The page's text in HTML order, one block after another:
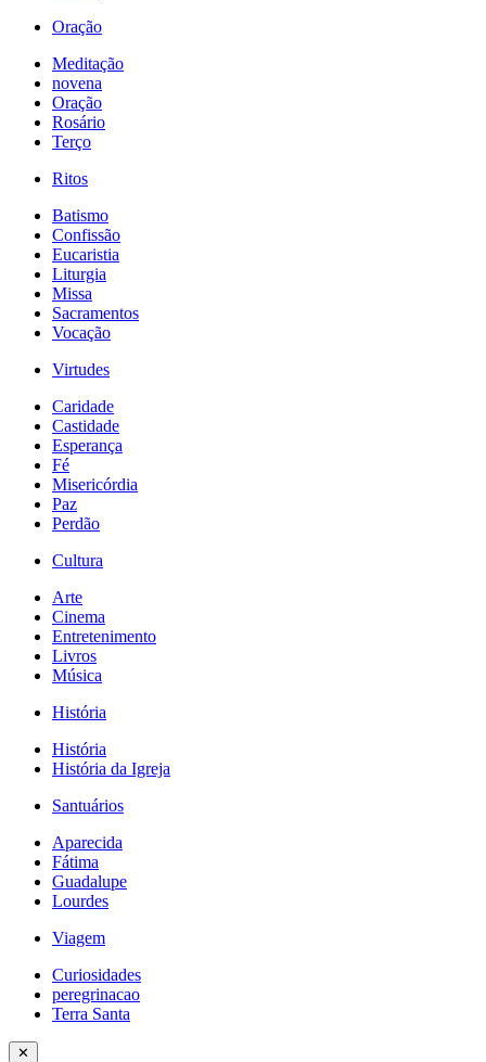
Oração
Meditação
novena
Oração
Rosário
Terço
Ritos
Batismo
Confissão
Eucaristia
Liturgia
Missa
Sacramentos
Vocação
Virtudes
Caridade
Castidade
Esperança
Fé
Misericórdia
Paz
Perdão
Cultura
Arte
Cinema
Entretenimento
Livros
Música
História
História
História da Igreja
Santuários
Aparecida
Fátima
Guadalupe
Lourdes
Viagem
Curiosidades
peregrinacao
Terra Santa
✕